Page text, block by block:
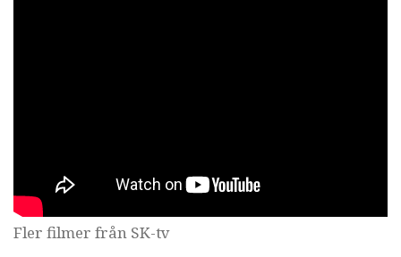
Fler filmer från SK-tv